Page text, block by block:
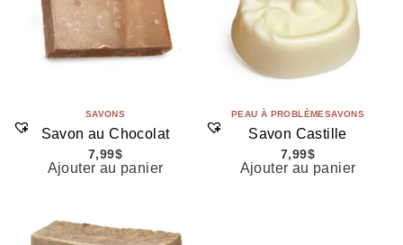
SAVONS
Savon au Chocolat
7,99$
Ajouter au panier
PEAU À PROBLÈMESAVONS
Savon Castille
7,99$
Ajouter au panier